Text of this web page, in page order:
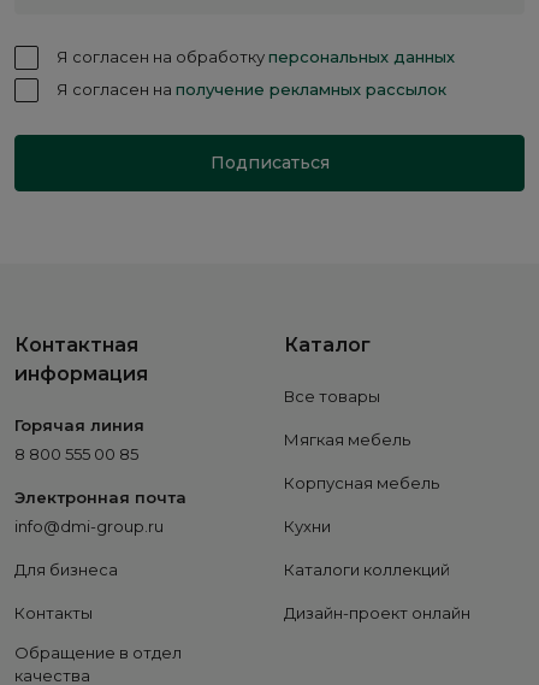
Я согласен на обработкуперсональных данных
Я согласен на получение рекламных рассылок
Подписаться
Контактная
информация
Горячая линия
8 800 555 00 85
Электронная почта
info@dmi-group.ru
Для бизнеса
Контакты
Обращение в отдел
качества
Каталог
Все товары
Мягкая мебель
Корпусная мебель
Кухни
Каталоги коллекций
Дизайн-проект онлайн